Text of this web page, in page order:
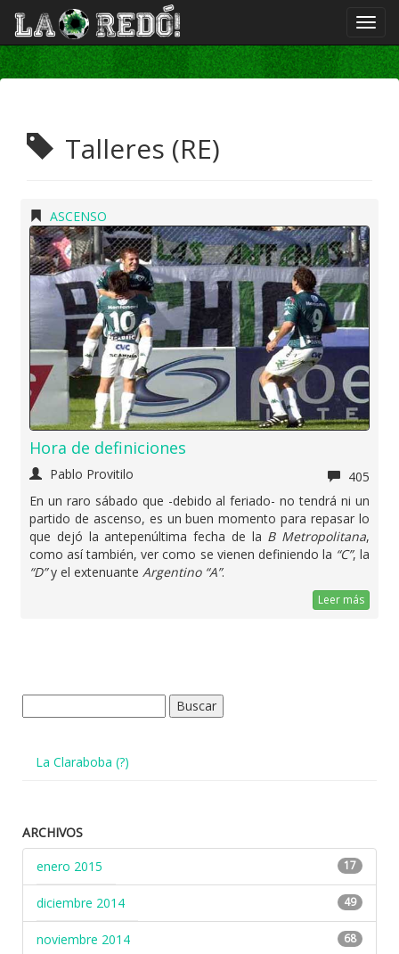
Talleres (RE)
ASCENSO
Hora de definiciones
Pablo Provitilo
405
En un raro sábado que -debido al feriado- no tendrá ni un
partido de ascenso, es un buen momento para repasar lo
que dejó la antepenúltima fecha de la B Metropolitana,
como así también, ver como se vienen definiendo la “C”, la
“D”y el extenuante Argentino “A”.
Leer más
La Claraboba (?)
ARCHIVOS
enero 2015
17
diciembre 2014 49
noviembre 2014 68